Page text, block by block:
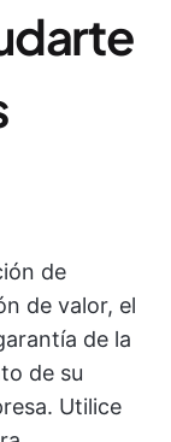
de
de valor, el
de la
de su
Utilice